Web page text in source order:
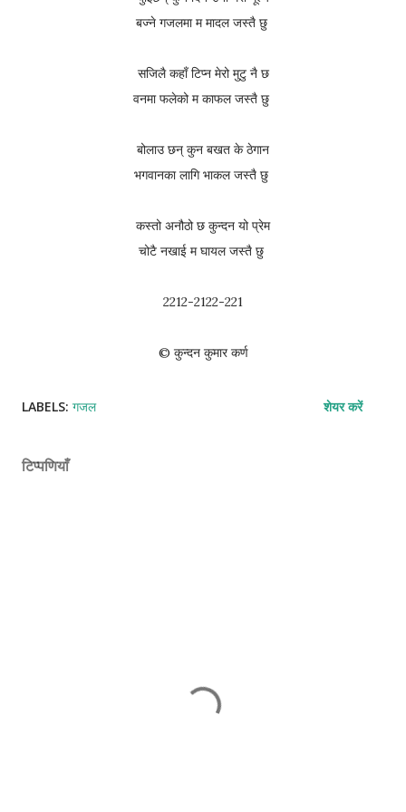
बज्ने गजलमा म मादल जस्तै छु
सजिलै कहाँ टिप्न मेरो मुटु नै छ
वनमा फलेको म काफल जस्तै छु
बोलाउ छन् कुन बखत के ठेगान
भगवानका लागि भाकल जस्तै छु
कस्तो अनौठो छ कुन्दन यो प्रेम
चोटै नखाई म घायल जस्तै छु
2212-2122-221
© कुन्दन कुमार कर्ण
LABELS: गजल शेयर करें
टिप्पणियाँ